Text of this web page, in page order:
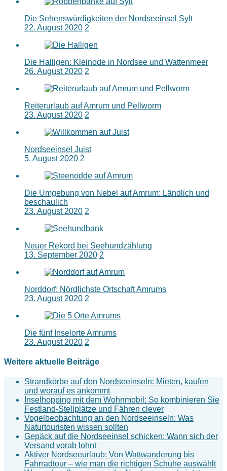
Die Sehenswürdigkeiten der Nordseeinsel Sylt
22. August 2020 2
Die Halligen: Kleinode in Nordsee und Wattenmeer
26. August 2020 2
Reiterurlaub auf Amrum und Pellworm
23. August 2020 2
Nordseeinsel Juist
5. August 2020 2
Die Umgebung von Nebel auf Amrum: Ländlich und
beschaulich
23. August 2020 2
Neuer Rekord bei Seehundzählung
13. September 2020 2
Norddorf: Nördlichste Ortschaft Amrums
23. August 2020 2
Die fünf Inselorte Amrums
23. August 2020 2
Weitere aktuelle Beiträge
Strandkörbe auf den Nordseeinseln: Mieten, kaufen
und worauf es ankommt
Inselhopping mit dem Wohnmobil: So kombinieren Sie
Festland-Stellplätze und Fähren clever
Vogelbeobachtung an den Nordseeinseln: Was
Naturtouristen wissen sollten
Gepäck auf die Nordseeinsel schicken: Wann sich der
Versand vorab lohnt
Aktiver Nordseeurlaub: Von Wattwanderung bis
Fahrradtour – wie man die richtigen Schuhe auswählt